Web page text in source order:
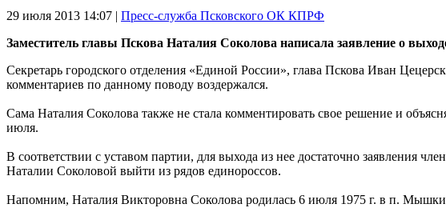
29 июля 2013 14:07 | Пресс-служба Псковского ОК КПРФ
Заместитель главы Пскова Наталия Соколова написала заявление о
Секретарь городского отделения «Единой России», глава Пскова Иван
комментариев по данному поводу воздержался.
Сама Наталия Соколова также не стала комментировать свое решение и
июля.
В соответствии с уставом партии, для выхода из нее достаточно заявления
Наталии Соколовой выйти из рядов единороссов.
Напомним, Наталия Викторовна Соколова родилась 6 июля 1975 г. в п.